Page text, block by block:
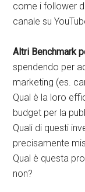
come i follower
canale su
Altri Benchmark
spendendo per
marketing (es.
Qual è la loro
budget per la
Quali di questi
precisamente
Qual è questa
non?